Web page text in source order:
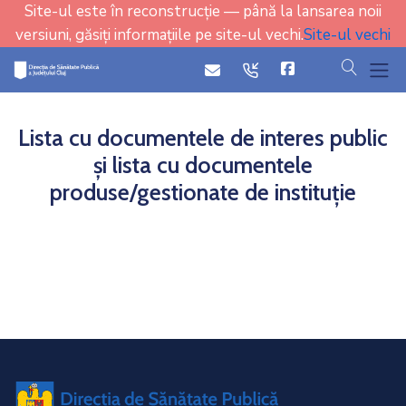
Site-ul este în reconstrucție — până la lansarea noii
versiuni, găsiți informațiile pe site-ul vechi.Site-ul vechi
iconicon cauta
Lista cu documentele de interes public
și lista cu documentele
produse/gestionate de instituție